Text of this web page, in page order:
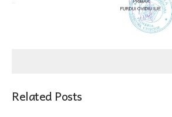
Related Posts